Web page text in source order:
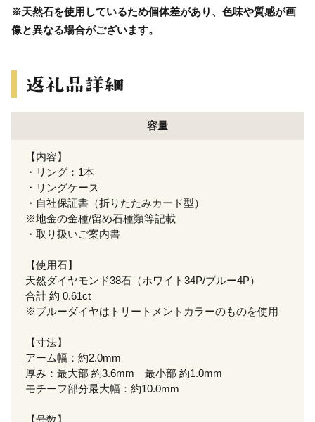
※天然石を使用しているため個体差があり、色味や質感が画
像と異なる場合がございます。
容量
【内容】
・リング：1本
・リングケース
・自社保証書（折りたたみカード型）
※地金の金種/留め石種類等記載
・取り扱いご案内書
【使用石】
天然ダイヤモンド38石（ホワイト34P/ブルー4P）
合計 約 0.61ct
※ブルーダイヤはトリートメントカラーのものを使用
【寸法】
アーム幅：約2.0mm
厚み：最大部 約3.6mm 最小部 約1.0mm
モチーフ部分最大幅：約10.0mm
【号数】